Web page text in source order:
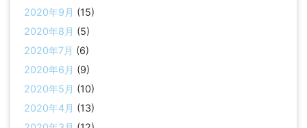
2020年9月 (15)
2020年8月 (5)
2020年7月 (6)
2020年6月 (9)
2020年5月 (10)
2020年4月 (13)